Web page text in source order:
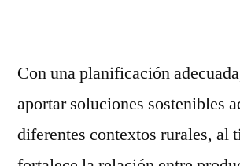
Con una planificación
aportar soluciones sostenibles
diferentes contextos rurales, al